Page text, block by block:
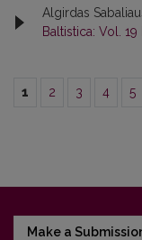
Algirdas
Baltistica: Vol. 19
1 2 3 4 5
Make a